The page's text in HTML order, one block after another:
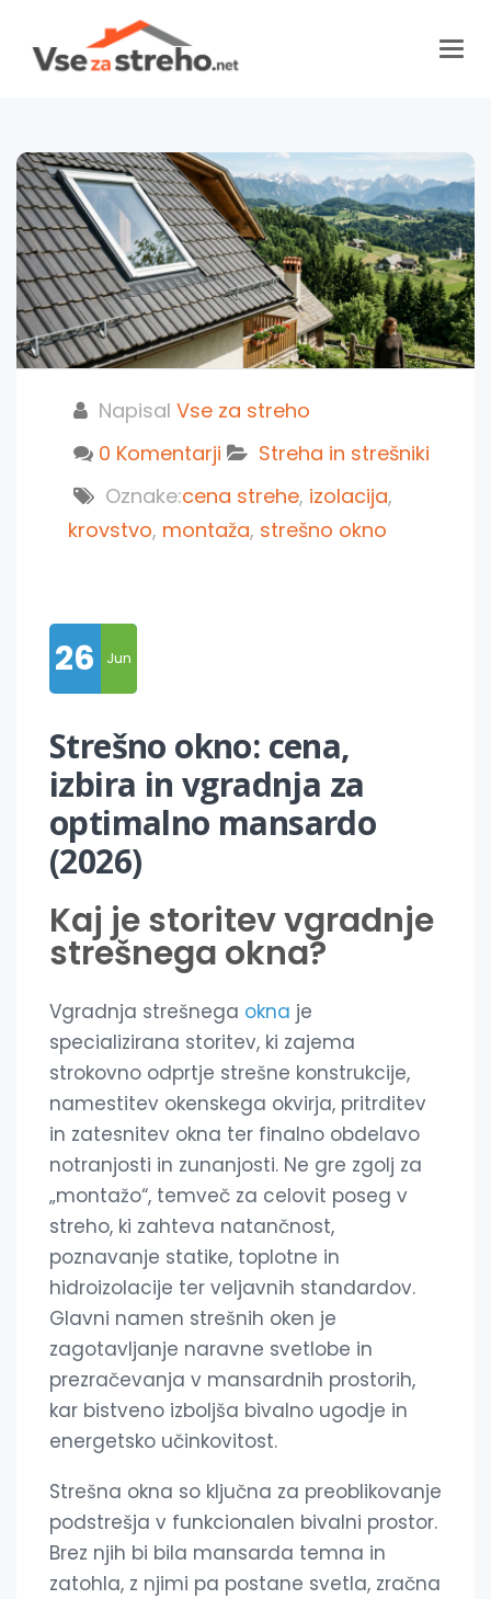
Napisal Vse za streho
0 Komentarji
Streha in strešniki
Oznake:cena strehe, izolacija,
krovstvo, montaža, strešno okno
26 Jun
Strešno okno: cena,
izbira in vgradnja za
optimalno mansardo
(2026)
Kaj je storitev vgradnje
strešnega okna?
Vgradnja strešnega okna je
specializirana storitev, ki zajema
strokovno odprtje strešne konstrukcije,
namestitev okenskega okvirja, pritrditev
in zatesnitev okna ter finalno obdelavo
notranjosti in zunanjosti. Ne gre zgolj za
„montažo“, temveč za celovit poseg v
streho, ki zahteva natančnost,
poznavanje statike, toplotne in
hidroizolacije ter veljavnih standardov.
Glavni namen strešnih oken je
zagotavljanje naravne svetlobe in
prezračevanja v mansardnih prostorih,
kar bistveno izboljša bivalno ugodje in
energetsko učinkovitost.
Strešna okna so ključna za preoblikovanje
podstrešja v funkcionalen bivalni prostor.
Brez njih bi bila mansarda temna in
zatohla, z njimi pa postane svetla, zračna